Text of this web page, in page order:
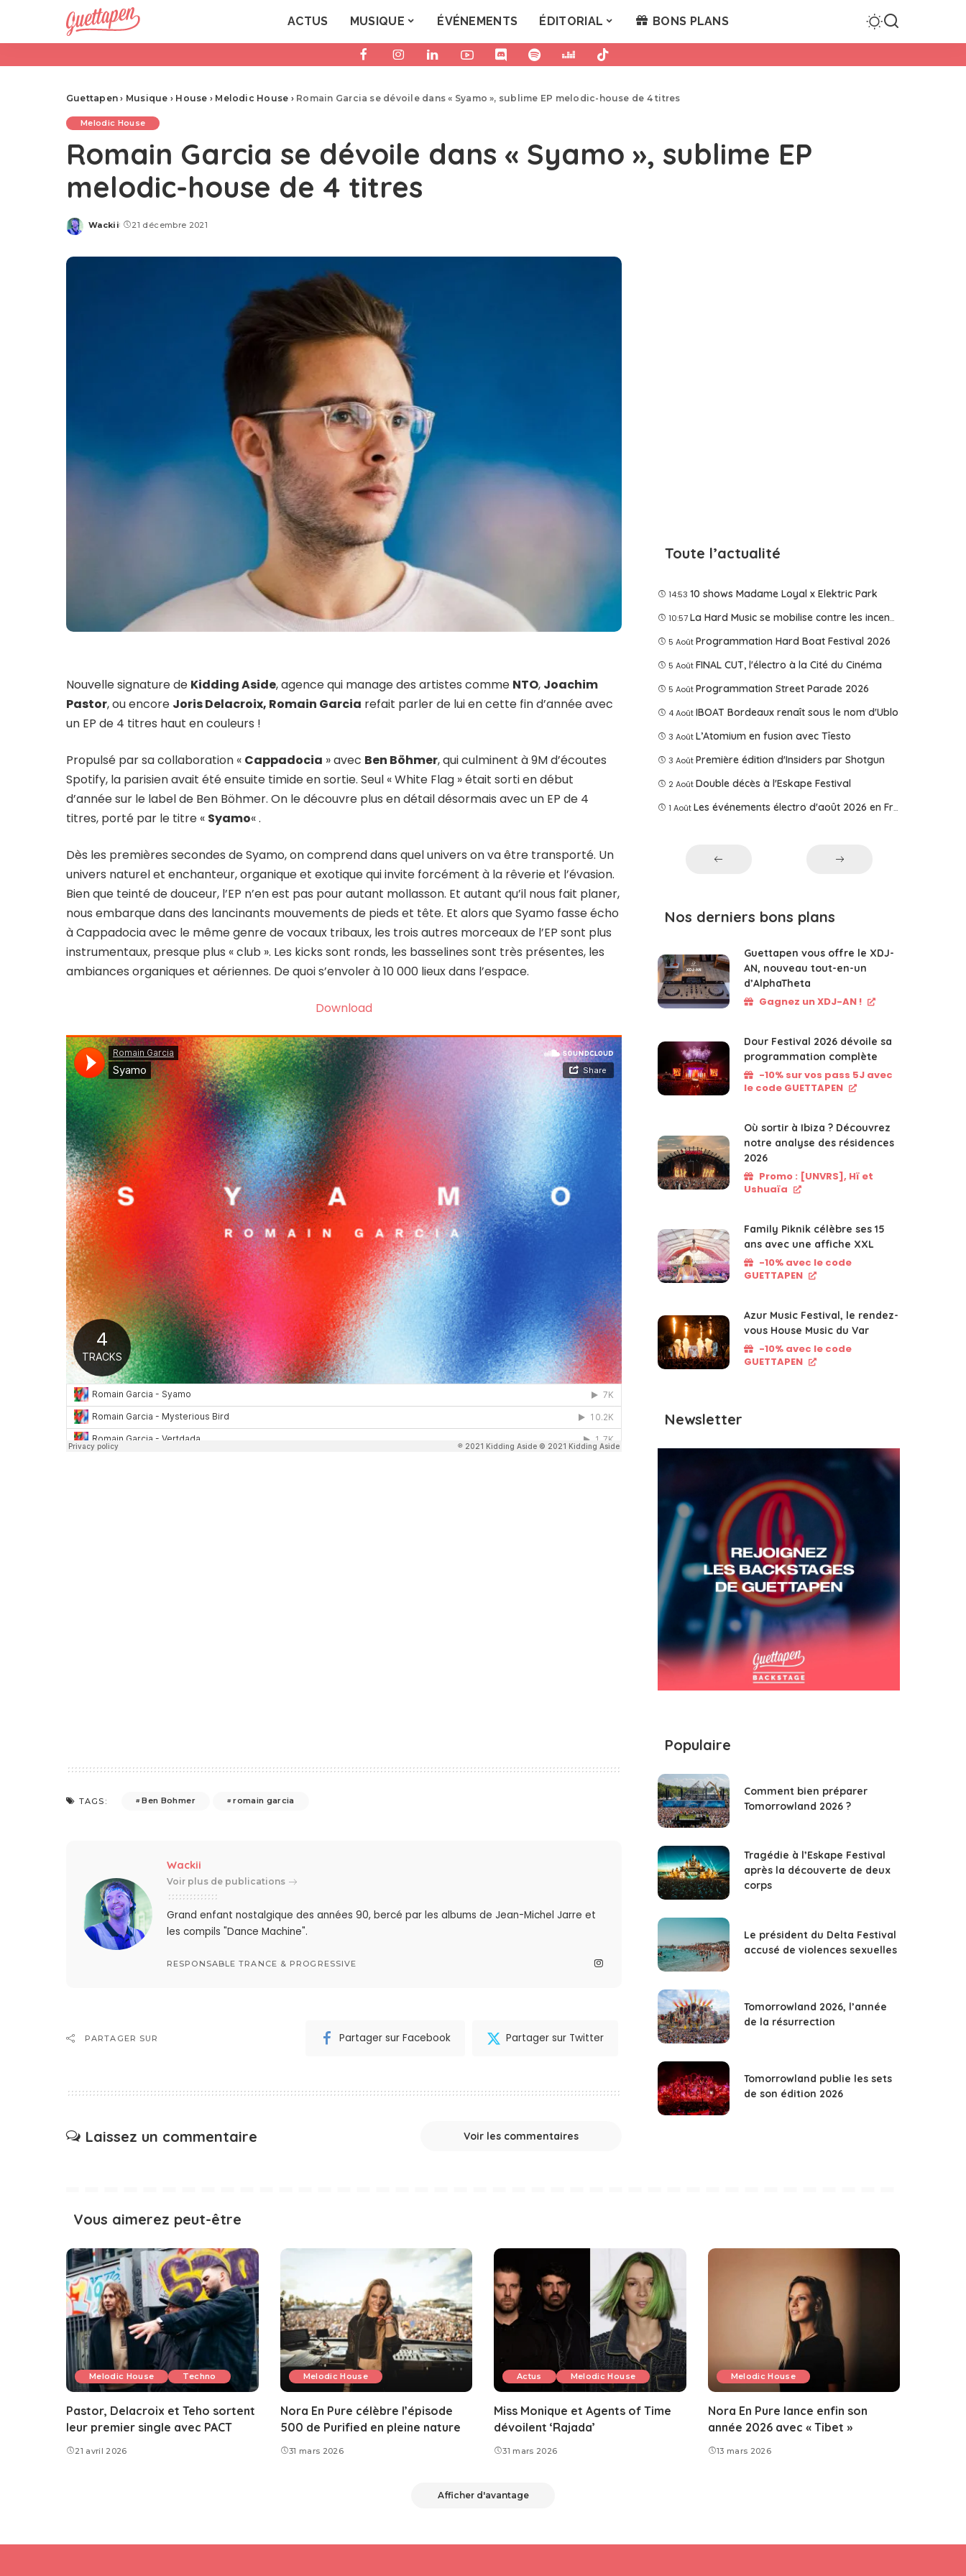
ACTUS MUSIQUE ÉVÉNEMENTS ÉDITORIAL BONS PLANS
Guettapen › Musique › House › Melodic House › Romain Garcia se dévoile dans « Syamo », sublime EP melodic-house de 4 titres
Melodic House
Romain Garcia se dévoile dans « Syamo », sublime EP
melodic-house de 4 titres
Posted
Wackii 21 décembre 2021
Nouvelle signature de Kidding Aside, agence qui manage des artistes comme NTO, Joachim
Pastor, ou encore Joris Delacroix, Romain Garcia refait parler de lui en cette fin d’année avec
un EP de 4 titres haut en couleurs !
Propulsé par sa collaboration « Cappadocia » avec Ben Böhmer, qui culminent à 9M d’écoutes
Spotify, la parisien avait été ensuite timide en sortie. Seul « White Flag » était sorti en début
d’année sur le label de Ben Böhmer. On le découvre plus en détail désormais avec un EP de 4
titres, porté par le titre « Syamo« .
Dès les premières secondes de Syamo, on comprend dans quel univers on va être transporté. Un
univers naturel et enchanteur, organique et exotique qui invite forcément à la rêverie et l’évasion.
Bien que teinté de douceur, l’EP n’en est pas pour autant mollasson. Et autant qu’il nous fait planer,
nous embarque dans des lancinants mouvements de pieds et tête. Et alors que Syamo fasse écho
à Cappadocia avec le même genre de vocaux tribaux, les trois autres morceaux de l’EP sont plus
instrumentaux, presque plus « club ». Les kicks sont ronds, les basselines sont très présentes, les
ambiances organiques et aériennes. De quoi s’envoler à 10 000 lieux dans l’espace.
Download
TAGS: Ben Bohmer romain garcia
Wackii
Voir plus de publications
Grand enfant nostalgique des années 90, bercé par les albums de Jean-Michel Jarre et
les compils "Dance Machine".
RESPONSABLE TRANCE & PROGRESSIVE
PARTAGER SUR Partager sur Facebook Partager sur Twitter
Laissez un commentaire Voir les commentaires
Toute l’actualité
14:53 10 shows Madame Loyal x Elektric Park
10:57 La Hard Music se mobilise contre les incendies
5 Août Programmation Hard Boat Festival 2026
5 Août FINAL CUT, l'électro à la Cité du Cinéma
5 Août Programmation Street Parade 2026
4 Août IBOAT Bordeaux renaît sous le nom d'Ublo
3 Août L’Atomium en fusion avec Tîesto
3 Août Première édition d'Insiders par Shotgun
2 Août Double décès à l'Eskape Festival
1 Août Les événements électro d'août 2026 en France
Nos derniers bons plans
Guettapen vous offre le XDJ-
AN, nouveau tout-en-un
d’AlphaTheta
Gagnez un XDJ-AN !
Dour Festival 2026 dévoile sa
programmation complète
-10% sur vos pass 5J avec
le code GUETTAPEN
Où sortir à Ibiza ? Découvrez
notre analyse des résidences
2026
Promo : [UNVRS], Hï et
Ushuaïa
Family Piknik célèbre ses 15
ans avec une affiche XXL
-10% avec le code
GUETTAPEN
Azur Music Festival, le rendez-
vous House Music du Var
-10% avec le code
GUETTAPEN
Newsletter
Populaire
Comment bien préparer
Tomorrowland 2026 ?
Tragédie à l’Eskape Festival
après la découverte de deux
corps
Le président du Delta Festival
accusé de violences sexuelles
Tomorrowland 2026, l’année
de la résurrection
Tomorrowland publie les sets
de son édition 2026
Vous aimerez peut-être
Melodic House Techno
Pastor, Delacroix et Teho sortent
leur premier single avec PACT
21 avril 2026
Melodic House
Nora En Pure célèbre l’épisode
500 de Purified en pleine nature
31 mars 2026
Actus Melodic House
Miss Monique et Agents of Time
dévoilent ‘Rajada’
31 mars 2026
Melodic House
Nora En Pure lance enfin son
année 2026 avec « Tibet »
13 mars 2026
Afficher d'avantage